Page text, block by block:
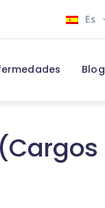
Es
Blog